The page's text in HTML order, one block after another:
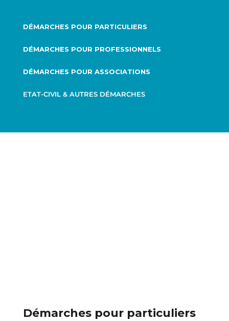
DÉMARCHES POUR PARTICULIERS
DÉMARCHES POUR PROFESSIONNELS
DÉMARCHES POUR ASSOCIATIONS
ETAT-CIVIL & AUTRES DÉMARCHES
Démarches pour particuliers